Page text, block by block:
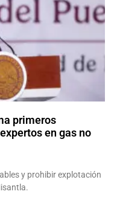
primeros
en gas no
y prohibir explotación